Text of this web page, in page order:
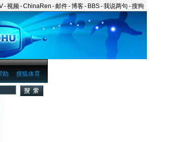
-视频-ChinaRen -邮件-博客- BBS-我说两句 -搜狗
搜狐体育
助